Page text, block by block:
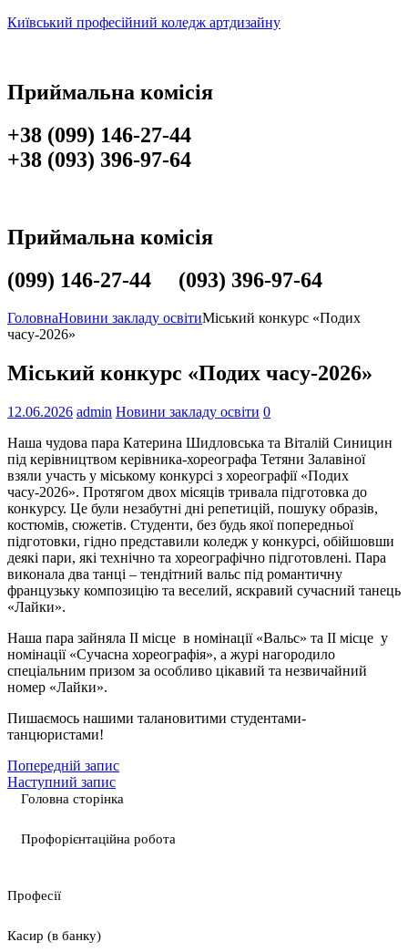
Київський професійний коледж артдизайну
Приймальна комісія
+38 (099) 146-27-44
+38 (093) 396-97-64
Приймальна комісія
(099) 146-27-44 (093) 396-97-64
ГоловнаНовини закладу освітиМіський конкурс «Подих
часу-2026»
Міський конкурс «Подих часу-2026»
12.06.2026 admin Новини закладу освіти 0
Наша чудова пара Катерина Шидловська та Віталій Синицин
під керівництвом керівника-хореографа Тетяни Залавіної
взяли участь у міському конкурсі з хореографії «Подих
часу-2026». Протягом двох місяців тривала підготовка до
конкурсу. Це були незабутні дні репетицій, пошуку образів,
костюмів, сюжетів. Студенти, без будь якої попередньої
підготовки, гідно представили коледж у конкурсі, обійшовши
деякі пари, які технічно та хореографічно підготовлені. Пара
виконала два танці – тендітний вальс під романтичну
французьку композицію та веселий, яскравий сучасний танець
«Лайки».
Наша пара зайняла ІІ місце в номінації «Вальс» та ІІ місце у
номінації «Сучасна хореографія», а журі нагородило
спеціальним призом за особливо цікавий та незвичайний
номер «Лайки».
Пишаємось нашими талановитими студентами-
танцюристами!
Попередній запис
Наступний запис
Головна сторінка
Профорієнтаційна робота
Професії
Касир (в банку)